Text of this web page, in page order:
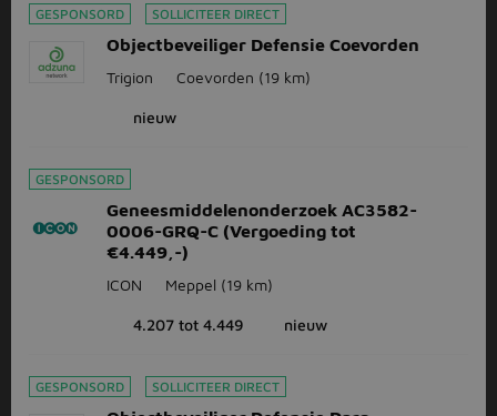
GESPONSORD SOLLICITEER DIRECT
Objectbeveiliger Defensie Coevorden
Trigion Coevorden (19 km)
nieuw
GESPONSORD
Geneesmiddelenonderzoek AC3582-
0006-GRQ-C (Vergoeding tot
€4.449,-)
ICON Meppel (19 km)
4.207 tot 4.449 nieuw
GESPONSORD SOLLICITEER DIRECT